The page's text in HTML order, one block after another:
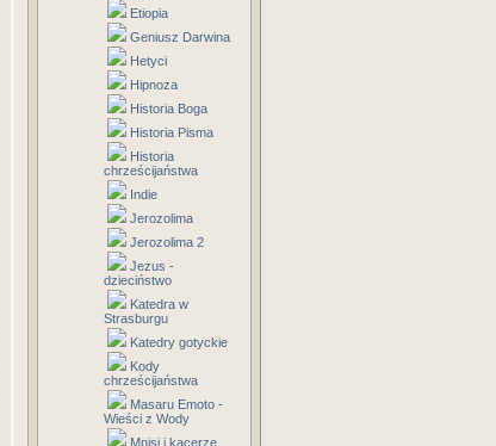
Etiopia
Geniusz Darwina
Hetyci
Hipnoza
Historia Boga
Historia Pisma
Historia
chrześcijaństwa
Indie
Jerozolima
Jerozolima 2
Jezus -
dzieciństwo
Katedra w
Strasburgu
Katedry gotyckie
Kody
chrześcijaństwa
Masaru Emoto -
Wieści z Wody
Mnisi i kacerze